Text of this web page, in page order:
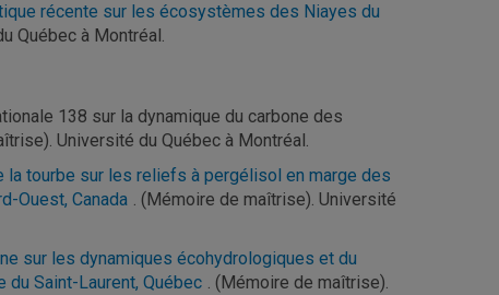
récente sur les écosystèmes des Niayes du
Québec à Montréal.
138 sur la dynamique du carbone des
Université du Québec à Montréal.
la tourbe sur les reliefs à pergélisol en marge des
Ouest, Canada . (Mémoire de maîtrise). Université
sur les dynamiques écohydrologiques et du
Saint-Laurent, Québec . (Mémoire de maîtrise).